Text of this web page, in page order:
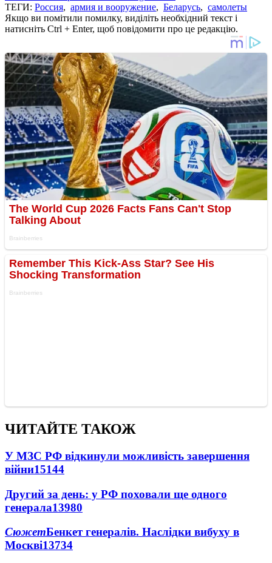
ТЕГИ: Россия, армия и вооружение, Беларусь, самолеты
Якщо ви помітили помилку, виділіть необхідний текст і
натисніть Ctrl + Enter, щоб повідомити про це редакцію.
ЧИТАЙТЕ ТАКОЖ
У МЗС РФ відкинули можливість завершення
війни15144
Другий за день: у РФ поховали ще одного
генерала13980
СюжетБенкет генералів. Наслідки вибуху в
Москві13734